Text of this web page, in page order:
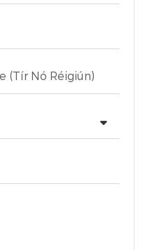
(Tír Nó Réigiún)